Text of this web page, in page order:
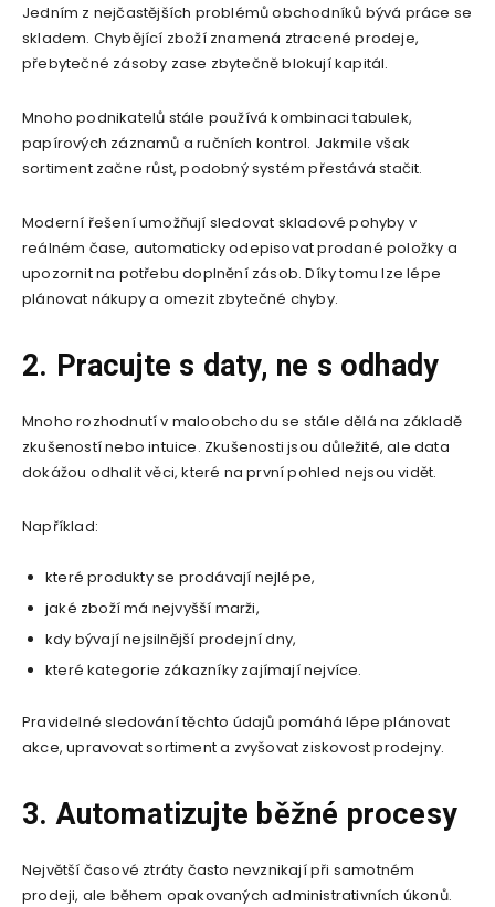
Jedním z nejčastějších problémů obchodníků bývá práce se
skladem. Chybějící zboží znamená ztracené prodeje,
přebytečné zásoby zase zbytečně blokují kapitál.
Mnoho podnikatelů stále používá kombinaci tabulek,
papírových záznamů a ručních kontrol. Jakmile však
sortiment začne růst, podobný systém přestává stačit.
Moderní řešení umožňují sledovat skladové pohyby v
reálném čase, automaticky odepisovat prodané položky a
upozornit na potřebu doplnění zásob. Díky tomu lze lépe
plánovat nákupy a omezit zbytečné chyby.
2. Pracujte s daty, ne s odhady
Mnoho rozhodnutí v maloobchodu se stále dělá na základě
zkušeností nebo intuice. Zkušenosti jsou důležité, ale data
dokážou odhalit věci, které na první pohled nejsou vidět.
Například:
které produkty se prodávají nejlépe,
jaké zboží má nejvyšší marži,
kdy bývají nejsilnější prodejní dny,
které kategorie zákazníky zajímají nejvíce.
Pravidelné sledování těchto údajů pomáhá lépe plánovat
akce, upravovat sortiment a zvyšovat ziskovost prodejny.
3. Automatizujte běžné procesy
Největší časové ztráty často nevznikají při samotném
prodeji, ale během opakovaných administrativních úkonů.